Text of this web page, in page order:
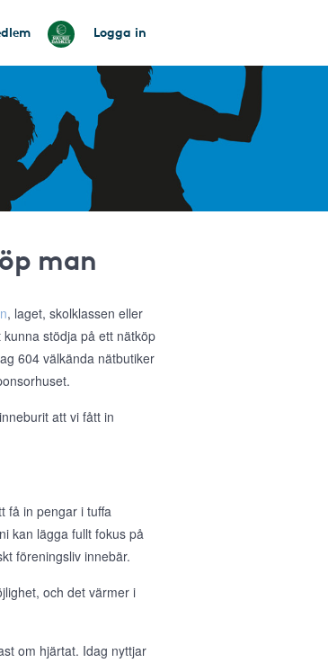
Logga in
man
, laget, skolklassen eller
stödja på ett nätköp
604 välkända nätbutiker
att vi fått in
få in pengar i tuffa
kan lägga fullt fokus på
föreningsliv innebär.
och det värmer i
om hjärtat. Idag nyttjar